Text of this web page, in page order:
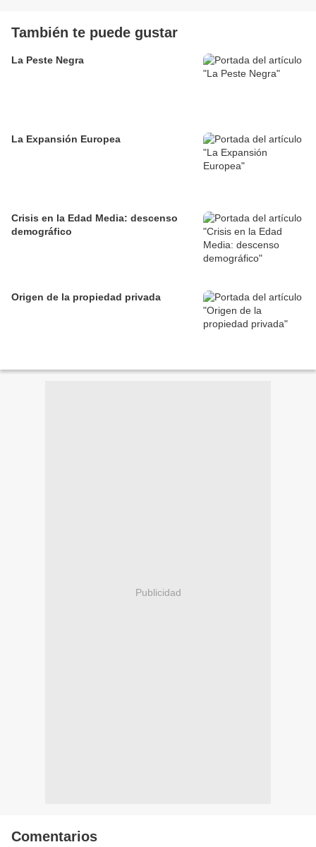
También te puede gustar
La Peste Negra
La Expansión Europea
Crisis en la Edad Media: descenso
demográfico
Origen de la propiedad privada
Publicidad
Comentarios